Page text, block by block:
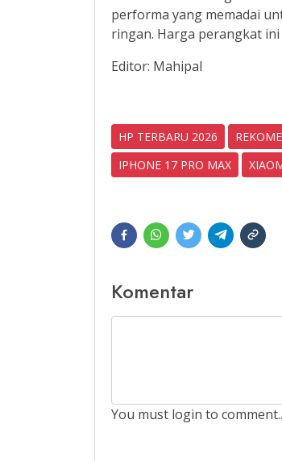
performa yang memadai
ringan. Harga perangkat
Editor: Mahipal
HP TERBARU 2026
IPHONE 17 PRO MAX
Komentar
You must login to